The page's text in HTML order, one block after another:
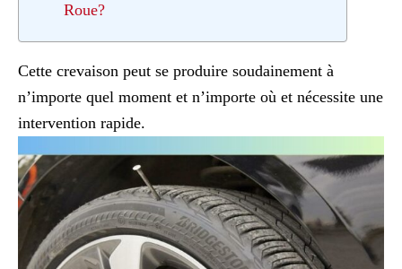
Roue?
Cette crevaison peut se produire soudainement à
n’importe quel moment et n’importe où et nécessite une
intervention rapide.